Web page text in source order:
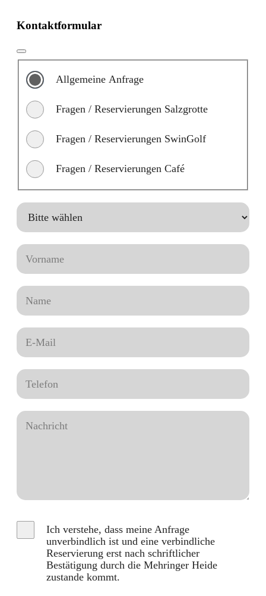
Kontaktformular
Allgemeine Anfrage
Fragen / Reservierungen Salzgrotte
Fragen / Reservierungen SwinGolf
Fragen / Reservierungen Café
Ich verstehe, dass meine Anfrage
unverbindlich ist und eine verbindliche
Reservierung erst nach schriftlicher
Bestätigung durch die Mehringer Heide
zustande kommt.